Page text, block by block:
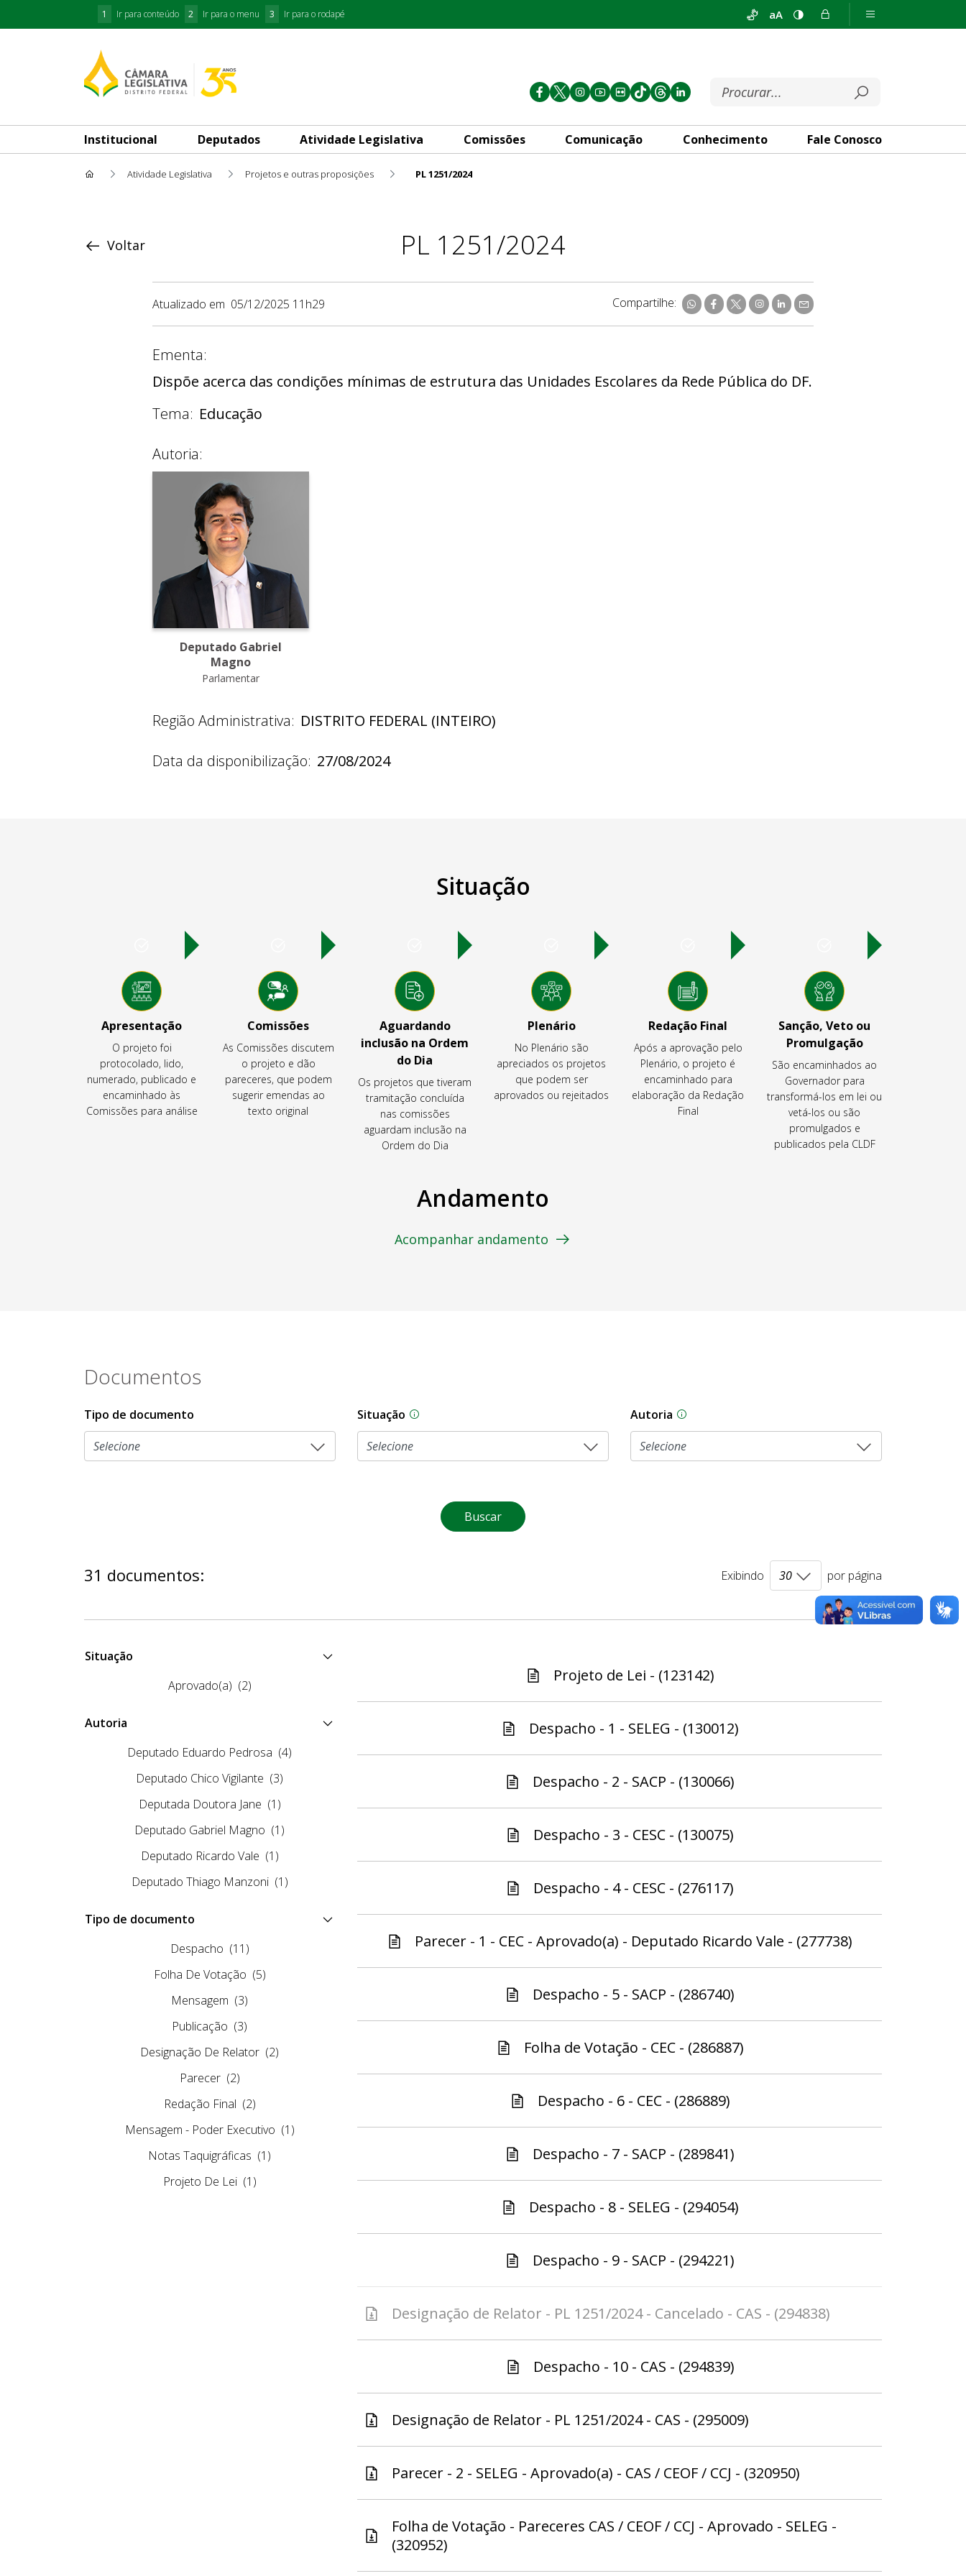
1 Ir para conteúdo 2 Ir para o menu 3 Ir para o rodapé aA
Institucional Deputados Atividade Legislativa Comissões Comunicação Conhecimento Fale Conosco
Atividade Legislativa Projetos e outras proposições PL 1251/2024
PL 1251/2024
Voltar
Atualizado em 05/12/2025 11h29 Compartilhe:
Ementa:
Dispõe acerca das condições mínimas de estrutura das Unidades Escolares da Rede Pública do DF.
Tema: Educação
Autoria:
Deputado Gabriel
Magno
Parlamentar
Região Administrativa: DISTRITO FEDERAL (INTEIRO)
Data da disponibilização: 27/08/2024
Situação
Apresentação
O projeto foi
protocolado, lido,
numerado, publicado e
encaminhado às
Comissões para análise
Comissões
As Comissões discutem
o projeto e dão
pareceres, que podem
sugerir emendas ao
texto original
Aguardando
inclusão na Ordem
do Dia
Os projetos que tiveram
tramitação concluída
nas comissões
aguardam inclusão na
Ordem do Dia
Plenário
No Plenário são
apreciados os projetos
que podem ser
aprovados ou rejeitados
Redação Final
Após a aprovação pelo
Plenário, o projeto é
encaminhado para
elaboração da Redação
Final
Sanção, Veto ou
Promulgação
São encaminhados ao
Governador para
transformá-los em lei ou
vetá-los ou são
promulgados e
publicados pela CLDF
Andamento
Acompanhar andamento
Documentos
Tipo de documento Situação Na CLDF, as proposições legislativas passam por diferentes estágios durante o processo
Autoria As proposições legislativas na CLDF podem ser
Buscar
31 documentos: Exibindo por página
Situação
Aprovado(a) (2)
Autoria
Deputado Eduardo Pedrosa (4)
Deputado Chico Vigilante (3)
Deputada Doutora Jane (1)
Deputado Gabriel Magno (1)
Deputado Ricardo Vale (1)
Deputado Thiago Manzoni (1)
Tipo de documento
Despacho (11)
Folha De Votação (5)
Mensagem (3)
Publicação (3)
Designação De Relator (2)
Parecer (2)
Redação Final (2)
Mensagem - Poder Executivo (1)
Notas Taquigráficas (1)
Projeto De Lei (1)
Projeto de Lei - (123142)
Despacho - 1 - SELEG - (130012)
Despacho - 2 - SACP - (130066)
Despacho - 3 - CESC - (130075)
Despacho - 4 - CESC - (276117)
Parecer - 1 - CEC - Aprovado(a) - Deputado Ricardo Vale - (277738)
Despacho - 5 - SACP - (286740)
Folha de Votação - CEC - (286887)
Despacho - 6 - CEC - (286889)
Despacho - 7 - SACP - (289841)
Despacho - 8 - SELEG - (294054)
Despacho - 9 - SACP - (294221)
Designação de Relator - PL 1251/2024 - Cancelado - CAS - (294838)
Despacho - 10 - CAS - (294839)
Designação de Relator - PL 1251/2024 - CAS - (295009)
Parecer - 2 - SELEG - Aprovado(a) - CAS / CEOF / CCJ - (320950)
Folha de Votação - Pareceres CAS / CEOF / CCJ - Aprovado - SELEG -
(320952)